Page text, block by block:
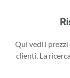
Qui vedi i
clienti. La